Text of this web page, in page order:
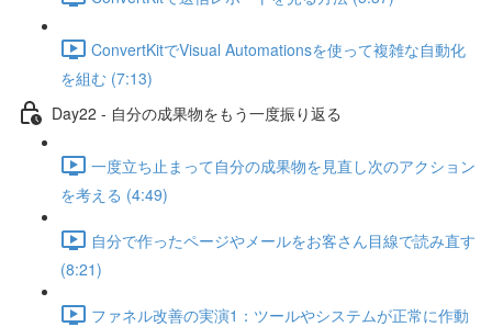
ConvertKitでVisual Automationsを使って複雑な自動化
を組む (7:13)
Day22 - 自分の成果物をもう一度振り返る
一度立ち止まって自分の成果物を見直し次のアクション
を考える (4:49)
自分で作ったページやメールをお客さん目線で読み直す
(8:21)
ファネル改善の実演1：ツールやシステムが正常に作動